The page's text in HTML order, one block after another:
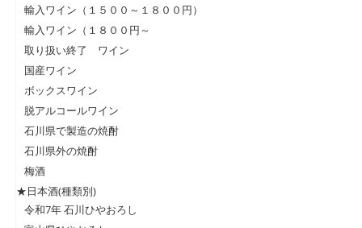
輸入ワイン（１５００～１８００円）
輸入ワイン（１８００円～
取り扱い終了 ワイン
国産ワイン
ボックスワイン
脱アルコールワイン
石川県で製造の焼酎
石川県外の焼酎
梅酒
★日本酒(種類別)
令和7年 石川ひやおろし